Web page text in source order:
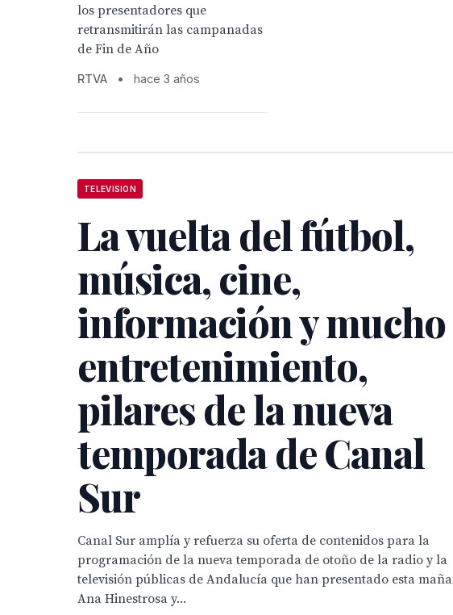
los presentadores que
retransmitirán las campanadas
de Fin de Año
RTVA • hace 3 años
TELEVISION
La vuelta del fútbol,
música, cine,
información y mucho
entretenimiento,
pilares de la nueva
temporada de Canal
Sur
Canal Sur amplía y refuerza su oferta de contenidos para la
programación de la nueva temporada de otoño de la radio y la
televisión públicas de Andalucía que han presentado esta
Ana Hinestrosa y...